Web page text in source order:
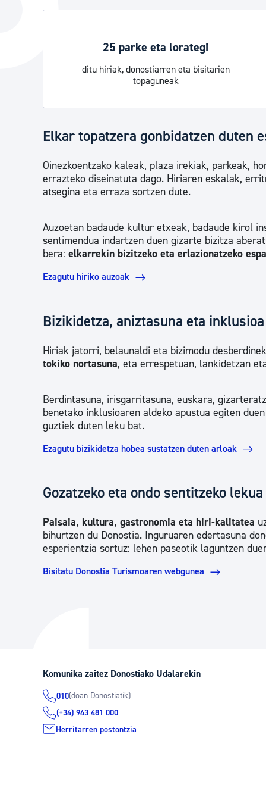
Hiria
25 parke eta lorategi
ditu hiriak, donostiarren eta bisitarien
topaguneak
Elkar topatzera gonbidatzen duten
Oinezkoentzako kaleak, plaza irekiak, parkeak,
errazteko diseinatuta dago. Hiriaren eskalak,
atsegina eta erraza sortzen dute.
Auzoetan badaude kultur etxeak, badaude kirol
sentimendua indartzen duen gizarte bizitza
bera: elkarrekin bizitzeko eta erlazionatzeko
Ezagutu hiriko auzoak
Bizikidetza, aniztasuna eta inklusioa
Hiriak jatorri, belaunaldi eta bizimodu
tokiko nortasuna, eta errespetuan, lankidetzan
Berdintasuna, irisgarritasuna, euskara,
benetako inklusioaren aldeko apustua egiten
guztiek duten leku bat.
Ezagutu bizikidetza hobea sustatzen duten arloak
Gozatzeko eta ondo sentitzeko lekua
Paisaia, kultura, gastronomia eta hiri-kalitatea
bihurtzen du Donostia. Inguruaren edertasuna
esperientzia sortuz: lehen paseotik laguntzen
Bisitatu Donostia Turismoaren webgunea
Komunika zaitez Donostiako Udalarekin
010(doan Donostiatik)
(+34) 943 481 000
Herritarren postontzia